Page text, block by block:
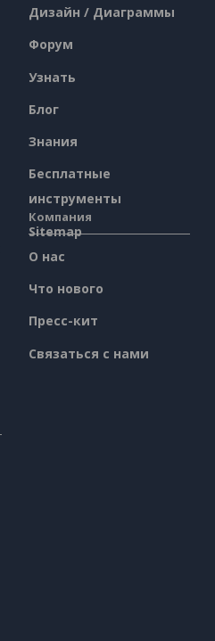
Дизайн / Диаграммы
Форум
Узнать
Блог
Знания
Бесплатные
инструменты
Sitemap
Компания
О нас
Что нового
Пресс-кит
Связаться с нами